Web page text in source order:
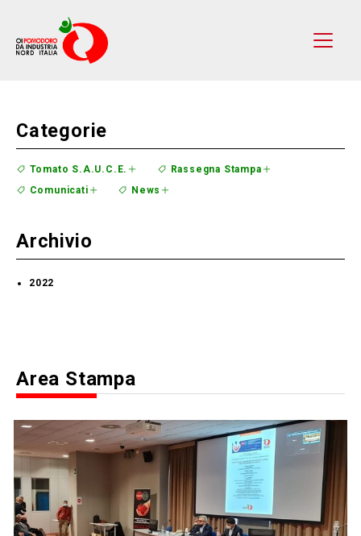
Categorie
Tomato S.A.U.C.E.
Rassegna Stampa
Comunicati
News
Archivio
2022
Area Stampa